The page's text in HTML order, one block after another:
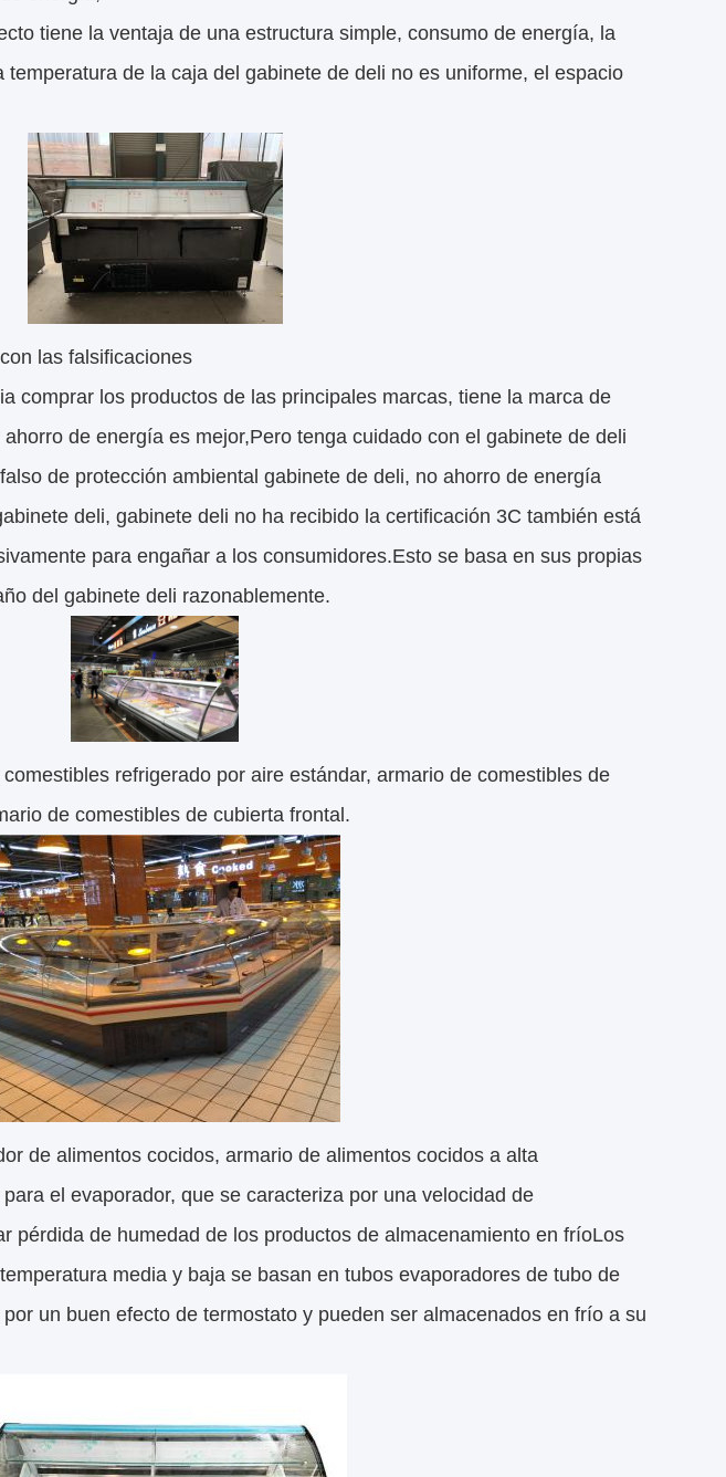
tiene la ventaja de una estructura simple, consumo de energía, la
de la caja del gabinete de deli no es uniforme, el espacio
las falsificaciones
comprar los productos de las principales marcas, tiene la marca de
de energía es mejor,Pero tenga cuidado con el gabinete de deli
de protección ambiental gabinete de deli, no ahorro de energía
deli, gabinete deli no ha recibido la certificación 3C también está
para engañar a los consumidores.Esto se basa en sus propias
del gabinete deli razonablemente.
refrigerado por aire estándar, armario de comestibles de
de comestibles de cubierta frontal.
de alimentos cocidos, armario de alimentos cocidos a alta
el evaporador, que se caracteriza por una velocidad de
pérdida de humedad de los productos de almacenamiento en fríoLos
media y baja se basan en tubos evaporadores de tubo de
un buen efecto de termostato y pueden ser almacenados en frío a su